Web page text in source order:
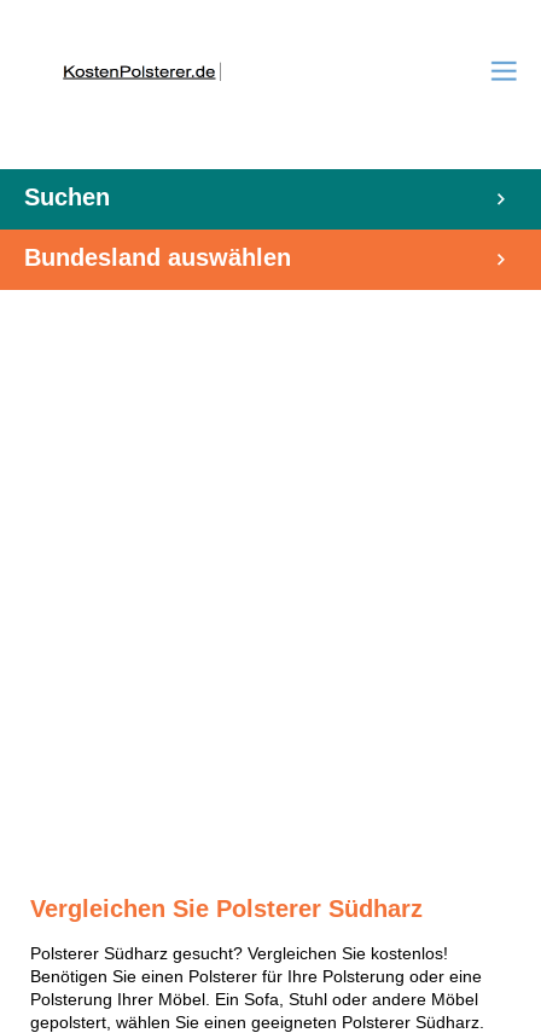
Suchen
Bundesland auswählen
Vergleichen Sie Polsterer Südharz
Polsterer Südharz gesucht? Vergleichen Sie kostenlos!
Benötigen Sie einen Polsterer für Ihre Polsterung oder eine
Polsterung Ihrer Möbel. Ein Sofa, Stuhl oder andere Möbel
gepolstert, wählen Sie einen geeigneten Polsterer Südharz.